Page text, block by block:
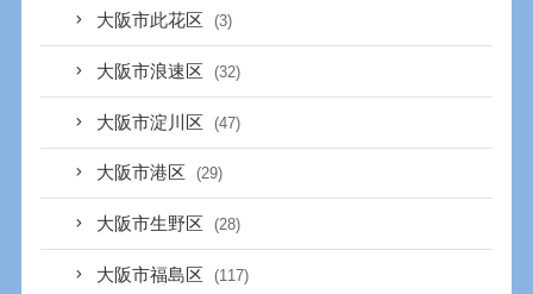
大阪市此花区 (3)
大阪市浪速区 (32)
大阪市淀川区 (47)
大阪市港区 (29)
大阪市生野区 (28)
大阪市福島区 (117)